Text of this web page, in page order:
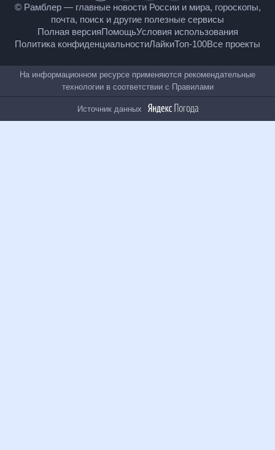
© Рамблер — главные новости России и мира,
гороскопы, почта, поиск и другие полезные сервисы
Полная версияПомощьУсловия использования
Политика конфиденциальностиЛайкиТоп-100
На информационном ресурсе применяются
рекомендательные технологии в соответствии сПравилами
Источник данных